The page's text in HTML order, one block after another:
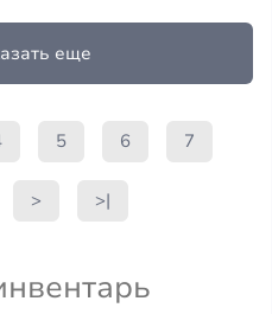
еще
5 6 7
> >|